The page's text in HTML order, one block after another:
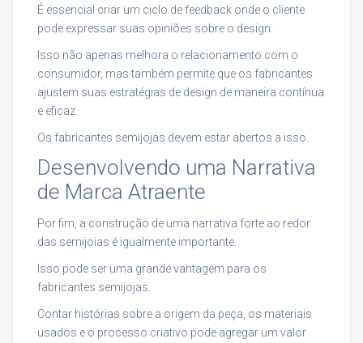
É essencial criar um ciclo de feedback onde o cliente
pode expressar suas opiniões sobre o design.
Isso não apenas melhora o relacionamento com o
consumidor, mas também permite que os fabricantes
ajustem suas estratégias de design de maneira contínua
e eficaz.
Os fabricantes semijojas devem estar abertos a isso.
Desenvolvendo uma Narrativa
de Marca Atraente
Por fim, a construção de uma narrativa forte ao redor
das semijoias é igualmente importante.
Isso pode ser uma grande vantagem para os
fabricantes semijojas.
Contar histórias sobre a origem da peça, os materiais
usados e o processo criativo pode agregar um valor